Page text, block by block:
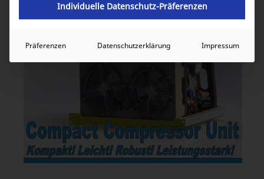
Individuelle Datenschutz-Präferenzen
Präferenzen Datenschutzerklärung Impressum